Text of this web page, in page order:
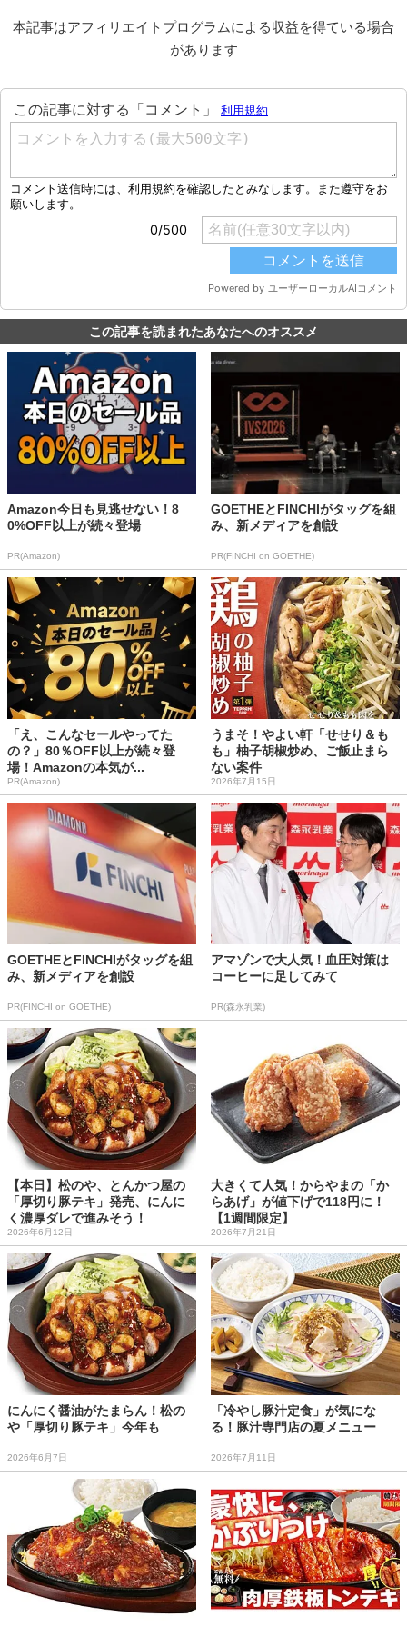
本記事はアフィリエイトプログラムによる収益を得ている場合
があります
この記事を読まれたあなたへのオススメ
Amazon今日も見逃せない！8
0%OFF以上が続々登場
PR(Amazon)
GOETHEとFINCHIがタッグを組
み、新メディアを創設
PR(FINCHI on GOETHE)
「え、こんなセールやってた
の？」80％OFF以上が続々登
場！Amazonの本気が...
PR(Amazon)
うまそ！やよい軒「せせり＆も
も」柚子胡椒炒め、ご飯止まら
ない案件
2026年7月15日
GOETHEとFINCHIがタッグを組
み、新メディアを創設
PR(FINCHI on GOETHE)
アマゾンで大人気！血圧対策は
コーヒーに足してみて
PR(森永乳業)
【本日】松のや、とんかつ屋の
「厚切り豚テキ」発売、にんに
く濃厚ダレで進みそう！
2026年6月12日
大きくて人気！からやまの「か
らあげ」が値下げで118円に！
【1週間限定】
2026年7月21日
にんにく醤油がたまらん！松の
や「厚切り豚テキ」今年も
2026年6月7日
「冷やし豚汁定食」が気にな
る！豚汁専門店の夏メニュー
2026年7月11日